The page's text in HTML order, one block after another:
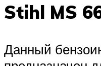
Stihl MS
Данный